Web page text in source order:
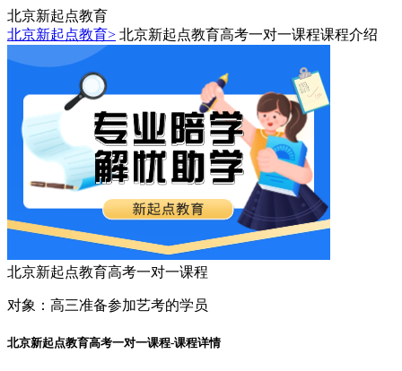
北京新起点教育
北京新起点教育> 北京新起点教育高考一对一课程课程介绍
北京新起点教育高考一对一课程
对象： 高三准备参加艺考的学员
北京新起点教育高考一对一课程-课程详情